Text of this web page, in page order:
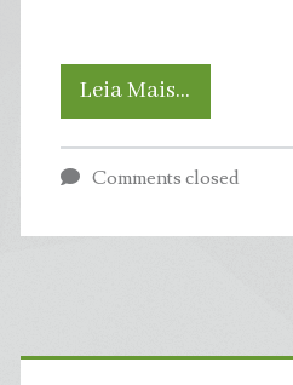
Leia Mais…
naturais
de
Comments closed
Primary